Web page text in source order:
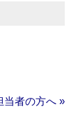
当者の方へ »